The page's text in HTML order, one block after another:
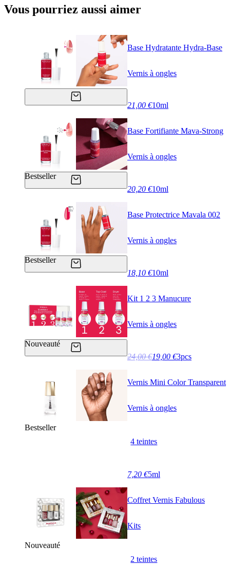
Vous pourriez aussi aimer
Base Hydratante Hydra-Base
Vernis à ongles
21,00 €10ml
Bestseller
Base Fortifiante Mava-Strong
Vernis à ongles
20,20 €10ml
Bestseller
Base Protectrice Mavala 002
Vernis à ongles
18,10 €10ml
Nouveauté
Kit 1 2 3 Manucure
Vernis à ongles
24,00 €19,00 €3pcs
Bestseller
Vernis Mini Color Transparent
Vernis à ongles
4 teintes
7,20 €5ml
Nouveauté
Coffret Vernis Fabulous
Kits
2 teintes